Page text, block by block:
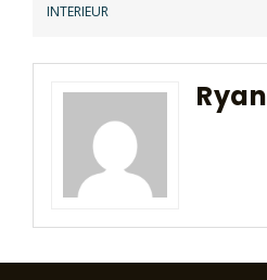
INTERIEUR
Ryan